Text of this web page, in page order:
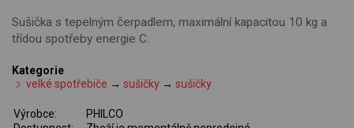
Sušička s tepelným čerpadlem, maximální kapacitou 10 kg a
třídou spotřeby energie C.
Kategorie
velké spotřebiče →sušičky →sušičky
Výrobce:
PHILCO